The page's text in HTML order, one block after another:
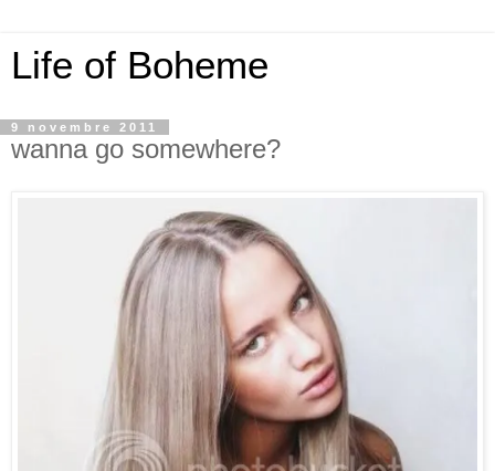
Life of Boheme
9 novembre 2011
wanna go somewhere?